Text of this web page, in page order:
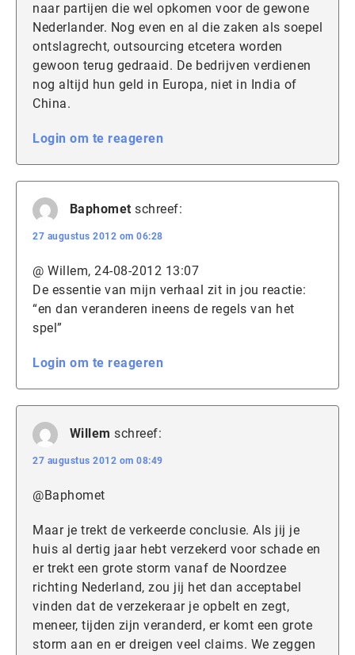
naar partijen die wel opkomen voor de gewone
Nederlander. Nog even en al die zaken als soepel
ontslagrecht, outsourcing etcetera worden
gewoon terug gedraaid. De bedrijven verdienen
nog altijd hun geld in Europa, niet in India of
China.
Login om te reageren
Baphomet schreef:
27 augustus 2012 om 06:28
@ Willem, 24-08-2012 13:07
De essentie van mijn verhaal zit in jou reactie:
“en dan veranderen ineens de regels van het
spel”
Login om te reageren
Willem schreef:
27 augustus 2012 om 08:49
@Baphomet
Maar je trekt de verkeerde conclusie. Als jij je
huis al dertig jaar hebt verzekerd voor schade en
er trekt een grote storm vanaf de Noordzee
richting Nederland, zou jij het dan acceptabel
vinden dat de verzekeraar je opbelt en zegt,
meneer, tijden zijn veranderd, er komt een grote
storm aan en er dreigen veel claims. We zeggen